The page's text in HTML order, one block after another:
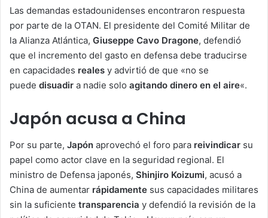
Las demandas estadounidenses encontraron respuesta
por parte de la OTAN. El presidente del Comité Militar de
la Alianza Atlántica, Giuseppe Cavo Dragone, defendió
que el incremento del gasto en defensa debe traducirse
en capacidades reales y advirtió de que «no se
puede disuadir a nadie solo agitando dinero en el aire«.
Japón acusa a China
Por su parte, Japón aprovechó el foro para reivindicar su
papel como actor clave en la seguridad regional. El
ministro de Defensa japonés, Shinjiro Koizumi, acusó a
China de aumentar rápidamente sus capacidades militares
sin la suficiente transparencia y defendió la revisión de la